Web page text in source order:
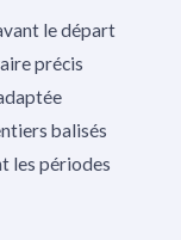
le départ
précis
balisés
les périodes